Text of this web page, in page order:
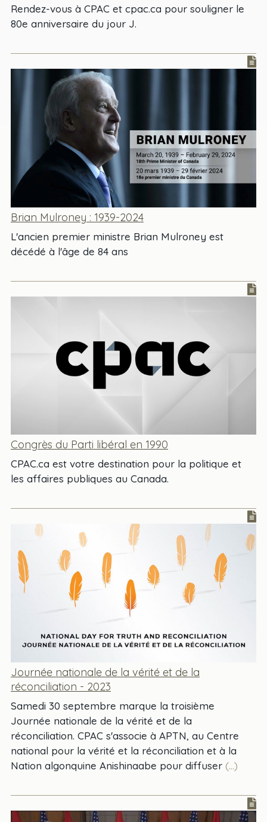
Rendez-vous à CPAC et cpac.ca pour souligner le
80e anniversaire du jour J.
Brian Mulroney : 1939-2024
L'ancien premier ministre Brian Mulroney est
décédé à l'âge de 84 ans
Congrès du Parti libéral en 1990
CPAC.ca est votre destination pour la politique et
les affaires publiques au Canada.
Journée nationale de la vérité et de la
réconciliation - 2023
Samedi 30 septembre marque la troisième
Journée nationale de la vérité et de la
réconciliation. CPAC s'associe à APTN, au Centre
national pour la vérité et la réconciliation et à la
Nation algonquine Anishinaabe pour diffuser (...)